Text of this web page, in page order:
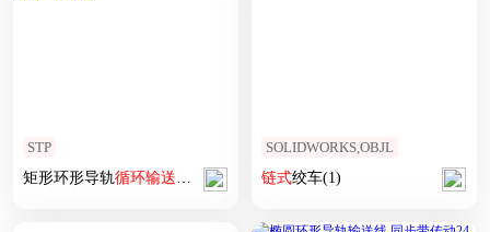
STP
矩形环形导轨循环输送线 自动化流水生产传送线
SOLIDWORKS,OBJL
链式绞车(1)